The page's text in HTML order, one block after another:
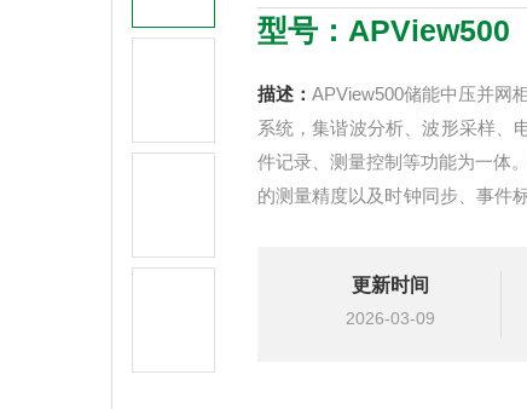
型号：APView500
描述： APView500储能中压并网
系统，集谐波分析、波形采样、
件记录、测量控制等功能为一体
的测量精度以及时钟同步、事件
更新时间
2026-03-09